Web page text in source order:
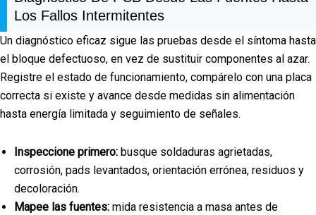
Los Fallos Intermitentes
Un diagnóstico eficaz sigue las pruebas desde el síntoma hasta
el bloque defectuoso, en vez de sustituir componentes al azar.
Registre el estado de funcionamiento, compárelo con una placa
correcta si existe y avance desde medidas sin alimentación
hasta energía limitada y seguimiento de señales.
Inspeccione primero: busque soldaduras agrietadas,
corrosión, pads levantados, orientación errónea, residuos y
decoloración.
Mapee las fuentes: mida resistencia a masa antes de